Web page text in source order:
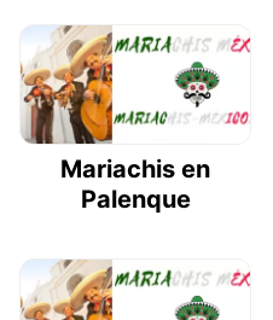
Mariachis en
Palenque